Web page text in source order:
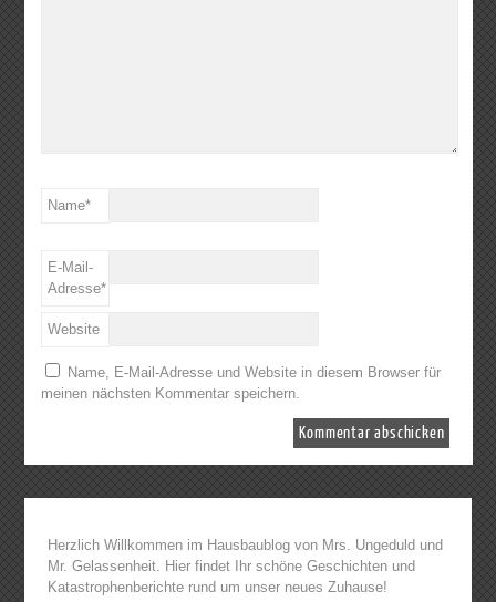
Name*
E-Mail-
Adresse*
Website
Name, E-Mail-Adresse und Website in diesem Browser für
meinen nächsten Kommentar speichern.
Herzlich Willkommen im Hausbaublog von Mrs. Ungeduld und
Mr. Gelassenheit. Hier findet Ihr schöne Geschichten und
Katastrophenberichte rund um unser neues Zuhause!